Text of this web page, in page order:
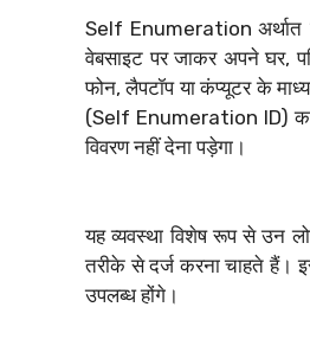
Self Enumeration अर्थात
वेबसाइट पर जाकर अपने घर,
फोन, लैपटॉप या कंप्यूटर के
(Self Enumeration ID) कहा
विवरण नहीं देना पड़ेगा।
यह व्यवस्था विशेष रूप से उन
तरीके से दर्ज करना चाहते हैं।
उपलब्ध होंगे।